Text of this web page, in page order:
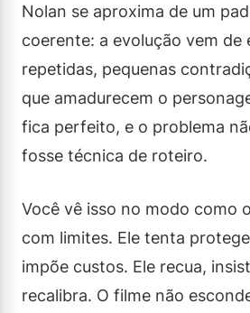
Nolan se aproxima de um
coerente: a evolução vem de
repetidas, pequenas
que amadurecem o
fica perfeito, e o problema
fosse técnica de roteiro.
Você vê isso no modo como
com limites. Ele tenta
impõe custos. Ele recua,
recalibra. O filme não